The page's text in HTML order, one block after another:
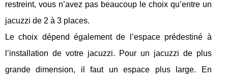
restreint, vous n’avez pas beaucoup le choix qu’entre un
jacuzzi de 2 à 3 places.
Le choix dépend également de l’espace prédestiné à
l’installation de votre jacuzzi. Pour un jacuzzi de plus
grande dimension, il faut un espace plus large. En